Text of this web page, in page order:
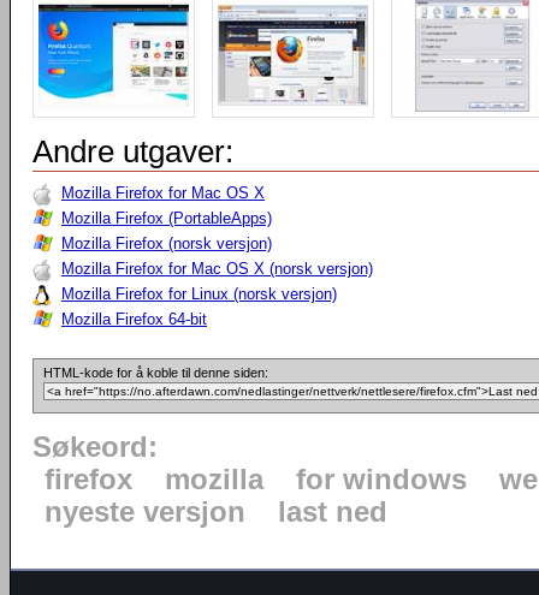
Andre utgaver:
Mozilla Firefox for Mac OS X
Mozilla Firefox (PortableApps)
Mozilla Firefox (norsk versjon)
Mozilla Firefox for Mac OS X (norsk versjon)
Mozilla Firefox for Linux (norsk versjon)
Mozilla Firefox 64-bit
HTML-kode for å koble til denne siden:
Søkeord:
firefox
mozilla for windows
nyeste versjon
last ned